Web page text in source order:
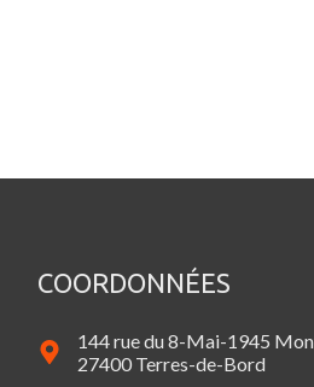
COORDONNÉES
144 rue du 8-Mai-1945
27400 Terres-de-Bord